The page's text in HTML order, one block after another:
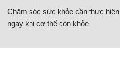
Chăm sóc sức khỏe cần thực hiện
ngay khi cơ thể còn khỏe